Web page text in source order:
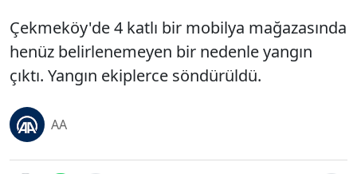
Çekmeköy'de 4 katlı bir mobilya mağazasında
henüz belirlenemeyen bir nedenle yangın
çıktı. Yangın ekiplerce söndürüldü.
AA